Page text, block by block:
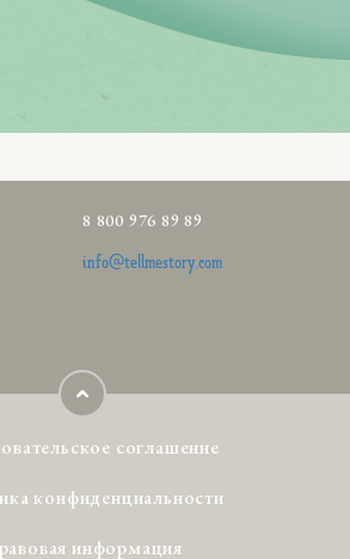
8 800 976 89 89
info@tellmestory.com
соглашение
конфиденциальности
информация